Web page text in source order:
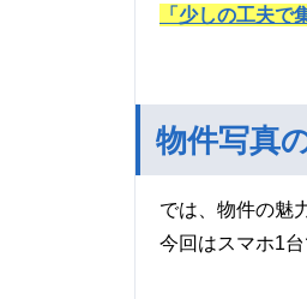
「少しの工夫
物件写真
では、物件の魅
今回はスマホ1